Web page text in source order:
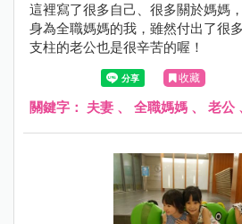
這裡寫了很多自己、很多關於媽媽
身為全職媽媽的我，雖然付出了很
支柱的老公也是很辛苦的喔！
收藏
關鍵字： 夫妻 、 全職媽媽 、 老公